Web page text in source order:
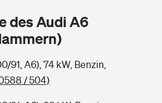
ist Ihr Haus?
bekomme ich im Alter?
des Audi A6
91, A6), 74 kW, Benzin,
/ 504)